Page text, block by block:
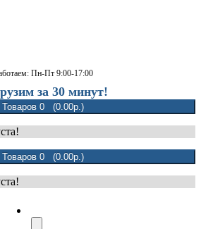
Пн-Пт 9:00-17:00
за 30 минут!
Товаров 0 (0.00р.)
Товаров 0 (0.00р.)